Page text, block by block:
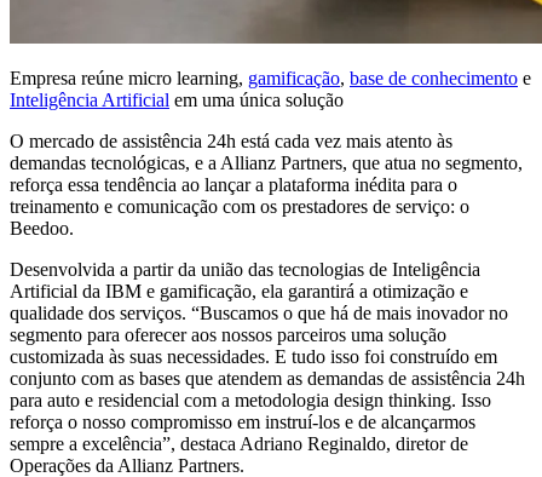
Empresa reúne micro learning, gamificação, base de conhecimento e
Inteligência Artificial em uma única solução
O mercado de assistência 24h está cada vez mais atento às
demandas tecnológicas, e a Allianz Partners, que atua no segmento,
reforça essa tendência ao lançar a plataforma inédita para o
treinamento e comunicação com os prestadores de serviço: o
Beedoo.
Desenvolvida a partir da união das tecnologias de Inteligência
Artificial da IBM e gamificação, ela garantirá a otimização e
qualidade dos serviços. “Buscamos o que há de mais inovador no
segmento para oferecer aos nossos parceiros uma solução
customizada às suas necessidades. E tudo isso foi construído em
conjunto com as bases que atendem as demandas de assistência 24h
para auto e residencial com a metodologia design thinking. Isso
reforça o nosso compromisso em instruí-los e de alcançarmos
sempre a excelência”, destaca Adriano Reginaldo, diretor de
Operações da Allianz Partners.